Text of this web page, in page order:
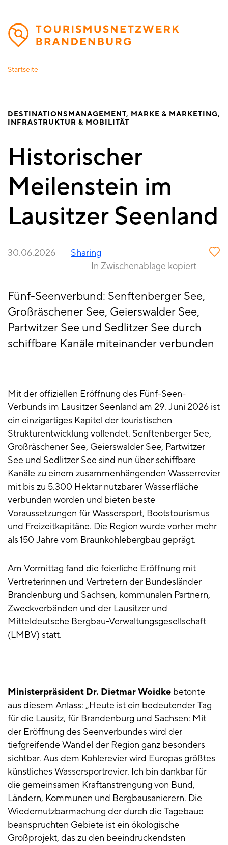
Direkt
zum
Inhalt
Startseite
DESTINATIONSMANAGEMENT MARKE & MARKETING
INFRASTRUKTUR & MOBILITÄT
Historischer
Meilenstein im
Lausitzer Seenland
30.06.2026
Sharing
In Zwischenablage kopiert
Fünf-Seenverbund: Senftenberger See,
Großräschener See, Geierswalder See,
Partwitzer See und Sedlitzer See durch
schiffbare Kanäle miteinander verbunden
Mit der offiziellen Eröffnung des Fünf-Seen-
Verbunds im Lausitzer Seenland am 29. Juni 2026 ist
ein einzigartiges Kapitel der touristischen
Strukturentwicklung vollendet. Senftenberger See,
Großräschener See, Geierswalder See, Partwitzer
See und Sedlitzer See sind nun über schiffbare
Kanäle zu einem zusammenhängenden Wasserrevier
mit bis zu 5.300 Hektar nutzbarer Wasserfläche
verbunden worden und bieten beste
Voraussetzungen für Wassersport, Bootstourismus
und Freizeitkapitäne. Die Region wurde vorher mehr
als 150 Jahre vom Braunkohlebergbau geprägt.
Am Vormittag fand die feierliche Eröffnung mit
Vertreterinnen und Vertretern der Bundesländer
Brandenburg und Sachsen, kommunalen Partnern,
Zweckverbänden und der Lausitzer und
Mitteldeutsche Bergbau-Verwaltungsgesellschaft
(LMBV) statt.
Ministerpräsident Dr. Dietmar Woidke betonte
aus diesem Anlass: „Heute ist ein bedeutender Tag
für die Lausitz, für Brandenburg und Sachsen: Mit
der Eröffnung des Seenverbundes wird der
tiefgreifende Wandel der Region ganz besonders
sichtbar. Aus dem Kohlerevier wird Europas größtes
künstliches Wassersportrevier. Ich bin dankbar für
die gemeinsamen Kraftanstrengung von Bund,
Ländern, Kommunen und Bergbausanierern. Die
Wiedernutzbarmachung der durch die Tagebaue
beanspruchten Gebiete ist ein ökologische
Großprojekt, das zu den beeindruckendsten